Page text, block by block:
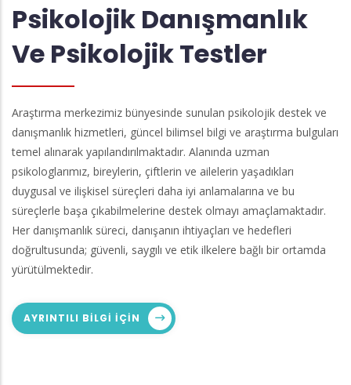
Psikolojik Danışmanlık
Ve Psikolojik Testler
Araştırma merkezimiz bünyesinde sunulan psikolojik destek ve
danışmanlık hizmetleri, güncel bilimsel bilgi ve araştırma bulguları
temel alınarak yapılandırılmaktadır. Alanında uzman
psikologlarımız, bireylerin, çiftlerin ve ailelerin yaşadıkları
duygusal ve ilişkisel süreçleri daha iyi anlamalarına ve bu
süreçlerle başa çıkabilmelerine destek olmayı amaçlamaktadır.
Her danışmanlık süreci, danışanın ihtiyaçları ve hedefleri
doğrultusunda; güvenli, saygılı ve etik ilkelere bağlı bir ortamda
yürütülmektedir.
AYRINTILI BILGI IÇIN